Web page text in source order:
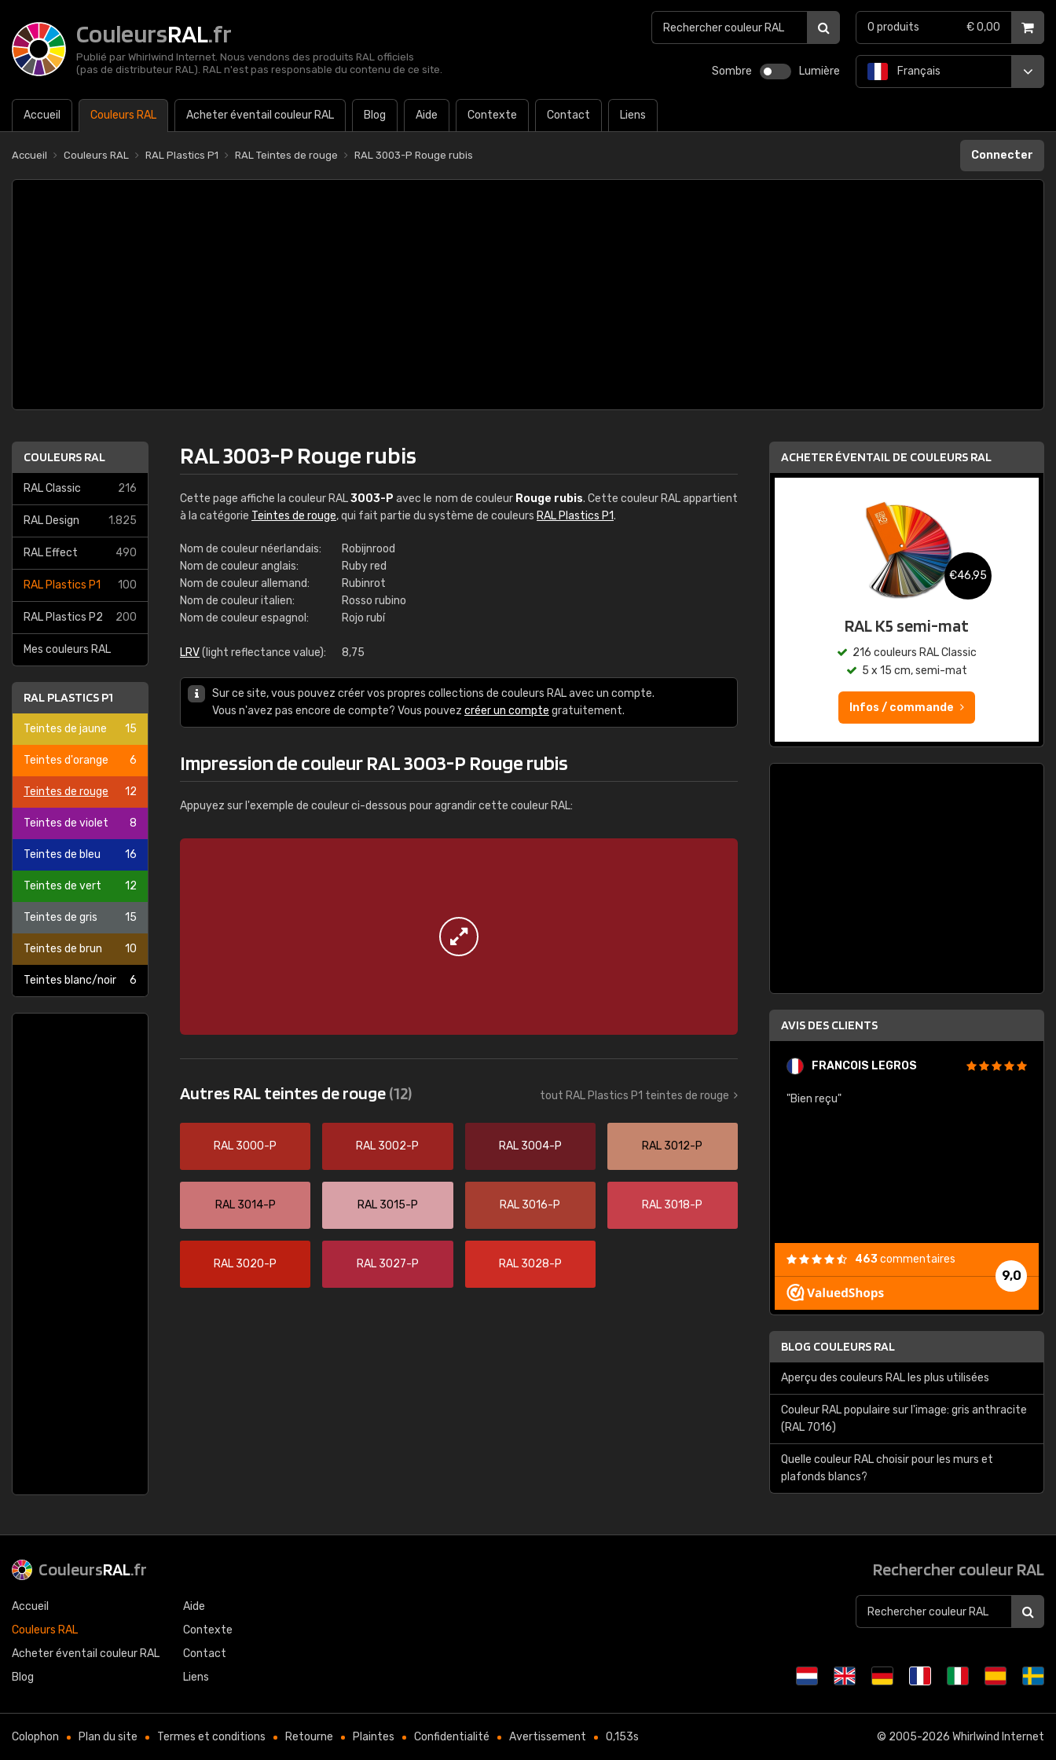
CouleursRAL.fr
Publié par Whirlwind Internet. Nous vendons des produits RAL officiels
(pas de distributeur RAL). RAL n'est pas responsable du contenu de ce site.
Sombre Lumière
Accueil Couleurs RAL Acheter éventail couleur RAL Blog Aide Contexte Contact Liens
Français
0 produits € 0,00
Accueil Couleurs RAL RAL Plastics P1 RAL Teintes de rouge RAL 3003-P Rouge rubis Connecter
COULEURS RAL
RAL Classic 216
RAL Design 1.825
RAL Effect 490
RAL Plastics P1 100
RAL Plastics P2 200
Mes couleurs RAL
RAL PLASTICS P1
Teintes de jaune 15
Teintes d'orange 6
Teintes de rouge 12
Teintes de violet 8
Teintes de bleu 16
Teintes de vert 12
Teintes de gris 15
Teintes de brun 10
Teintes blanc/noir 6
RAL 3003-P Rouge rubis
Cette page affiche la couleur RAL3003-P avec le nom de couleur Rouge rubis. Cette couleur RAL appartient
à la catégorie Teintes de rouge, qui fait partie du système de couleurs RAL Plastics P1.
Nom de couleur néerlandais:
Robijnrood
Nom de couleur anglais:
Ruby red
Nom de couleur allemand:
Rubinrot
Nom de couleur italien:
Rosso rubino
Nom de couleur espagnol:
Rojo rubí
LRV(light reflectance value): 8,75
Sur ce site, vous pouvez créer vos propres collections de couleurs RAL avec un compte.
Vous n'avez pas encore de compte? Vous pouvez créer un compte gratuitement.
Impression de couleur RAL 3003-P Rouge rubis
Appuyez sur l'exemple de couleur ci-dessous pour agrandir cette couleur RAL:
Autres RAL teintes de rouge(12) tout RAL Plastics P1 teintes de rouge
RAL 3000-P RAL 3002-P RAL 3004-P RAL 3012-P
RAL 3014-P RAL 3015-P RAL 3016-P RAL 3018-P
RAL 3020-P RAL 3027-P RAL 3028-P
ACHETER ÉVENTAIL DE COULEURS RAL
RAL K7 à base d'eau
216 couleurs RAL Classic
Infos / commande Infos / commande
€46,95
RAL K5 semi-mat
216 couleurs RAL Classic
5 x 15 cm, semi-mat
Infos / commande
AVIS DES CLIENTS
"Le site ne permet pas de voir clairement quels
comprend pas qui est quoi. La livraison s'est
bien passé et le produit reçu me convient."
"J'ai trouvé le RAL précis pour le ton de ma
FRANCOIS LEGROS
"Bien reçu"
9,0
463commentaires
BLOG COULEURS RAL
Aperçu des couleurs RAL les plus utilisées
Couleur RAL populaire sur l'image: gris anthracite
(RAL 7016)
Quelle couleur RAL choisir pour les murs et
plafonds blancs?
CouleursRAL.fr
Accueil
Couleurs RAL
Acheter éventail couleur RAL
Blog
Aide
Contexte
Contact
Liens
Rechercher couleur RAL
Colophon Plan du site Termes et conditions Retourne Plaintes Confidentialité Avertissement 0,153s © 2005-2026 Whirlwind Internet